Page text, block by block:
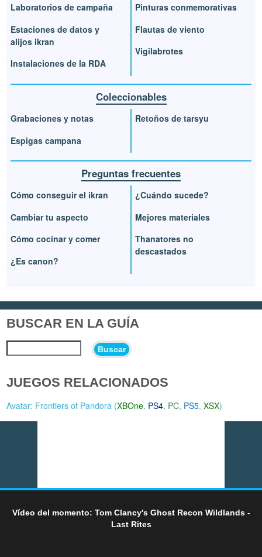
Laboratorios de campaña
Estaciones de datos y
alijos ikran
Instalaciones de la RDA
Pinturas conmemorativas
Flautas de viento
Vigilabrotes
Coleccionables
Grabaciones y notas
Espigas campana
Retoños de tarsyu
Preguntas frecuentes
Cómo conseguir el ikran
Cambiar tu aspecto
Cómo cocinar y comer
¿Es canon?
¿Cuándo sucede?
Mejores materiales
Thanatores no
descastados
BUSCAR EN LA GUÍA
Buscar
JUEGOS RELACIONADOS
Avatar: Frontiers of Pandora (XBOne, PS4, PC, PS5,XSX)
Vídeo del momento: Tom Clancy's Ghost Recon Wildlands -
Last Rites